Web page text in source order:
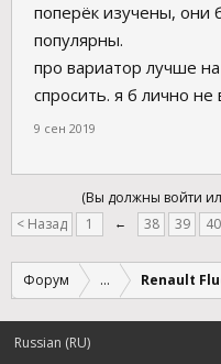
поперёк изучены, они
популярны.
про вариатор лучше
спросить. я б лично не
9 сен 2019
(Вы должны войти
< Назад
1 ← 38 39 40
Форум ... Renault
Russian (RU)